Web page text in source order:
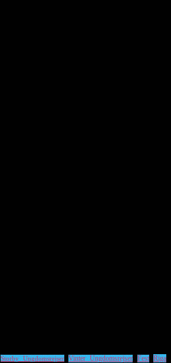
Storby Ungdomsrejser Vinter Ungdomsrejser Fest Riga